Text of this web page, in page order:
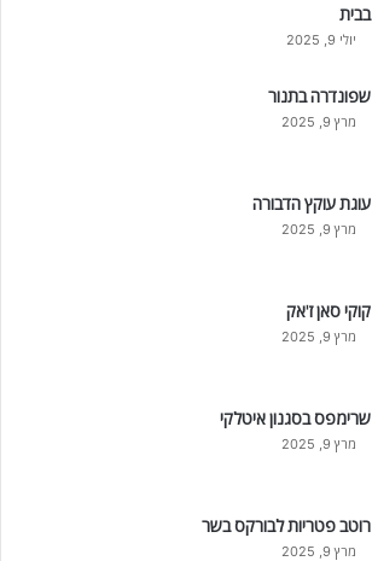
בבית
יולי 9, 2025
שפונדרה בתנור
מרץ 9, 2025
עוגת עוקץ הדבורה
מרץ 9, 2025
קוקי סאן ז'אק
מרץ 9, 2025
שרימפס בסגנון איטלקי
מרץ 9, 2025
רוטב פטריות לבורקס בשר
מרץ 9, 2025